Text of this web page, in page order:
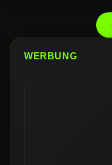
WERBUNG